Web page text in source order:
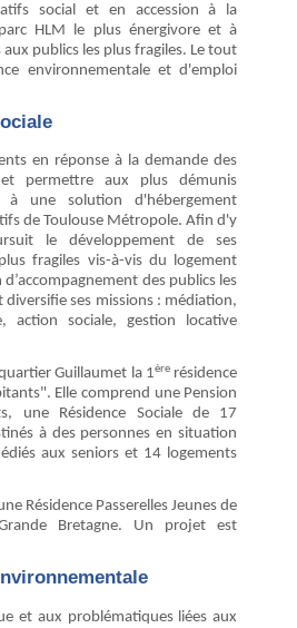
social et en accession à la
HLM le plus énergivore et à
aux publics les plus fragiles. Le tout
environnementale et d'emploi
en réponse à la demande des
permettre aux plus démunis
une solution d'hébergement
de Toulouse Métropole. Afin d'y
le développement de ses
fragiles vis-à-vis du logement
d’accompagnement des publics les
ses missions : médiation,
action sociale, gestion locative
Guillaumet la 1èrerésidence
Elle comprend une Pension
une Résidence Sociale de 17
à des personnes en situation
aux seniors et 14 logements
Résidence Passerelles Jeunes de
Bretagne. Un projet est
et aux problématiques liées aux